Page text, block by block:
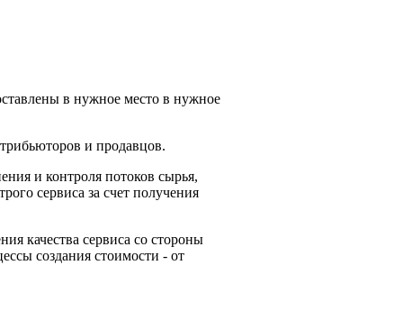
в нужное место в нужное
и продавцов.
и контроля потоков сырья,
сервиса за счет получения
качества сервиса со стороны
создания стоимости - от